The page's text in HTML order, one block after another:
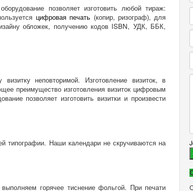
позволяет изготовить любой тираж:
цифровая печать (копир, ризограф), для
обложек, получению кодов ISBN, УДК, ББК,
неповторимой. Изготовление визиток, в
преимущество изготовления визиток цифровым
позволяет изготовить визитки и произвести
типографии. Наши календари не скручиваются на
горячее тиснение фольгой. При печати